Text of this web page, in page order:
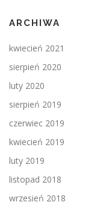
ARCHIWA
kwiecień 2021
sierpień 2020
luty 2020
sierpień 2019
czerwiec 2019
kwiecień 2019
luty 2019
listopad 2018
wrzesień 2018